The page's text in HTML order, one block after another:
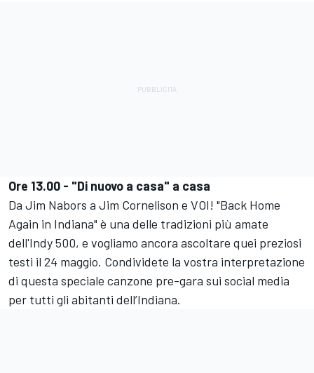
Ore 13.00 - "Di nuovo a casa" a casa
Da Jim Nabors a Jim Cornelison e VOI! "Back Home
Again in Indiana" è una delle tradizioni più amate
dell'Indy 500, e vogliamo ancora ascoltare quei preziosi
testi il 24 maggio. Condividete la vostra interpretazione
di questa speciale canzone pre-gara sui social media
per tutti gli abitanti dell’Indiana.